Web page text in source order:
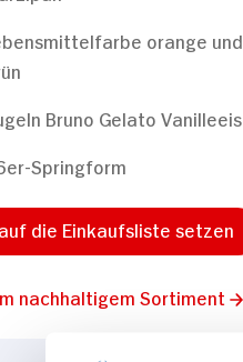
orange und
Bruno Gelato Vanilleeis
Springform
die Einkaufsliste setzen
nachhaltigem Sortiment